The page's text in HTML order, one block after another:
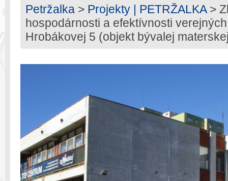
Petržalka > Projekty | PETRŽALKA>
hospodárnosti a efektívnosti
Hrobákovej 5 (objekt bývalej